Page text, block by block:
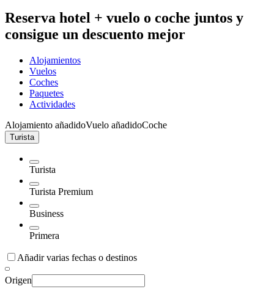
Reserva hotel + vuelo o coche juntos y
consigue un descuento mejor
Alojamientos
Vuelos
Coches
Paquetes
Actividades
Alojamiento añadidoVuelo añadidoCoche
Turista
Turista
Turista Premium
Business
Primera
Añadir varias fechas o destinos
Origen